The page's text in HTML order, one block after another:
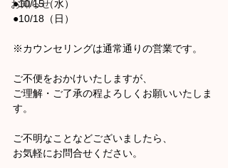
お知らせ
●10/15（水）
●10/18（日）
※カウンセリングは通常通りの営業です。
ご不便をおかけいたしますが、
ご理解・ご了承の程よろしくお願いいたしま
す。
ご不明なことなどございましたら、
お気軽にお問合せください。